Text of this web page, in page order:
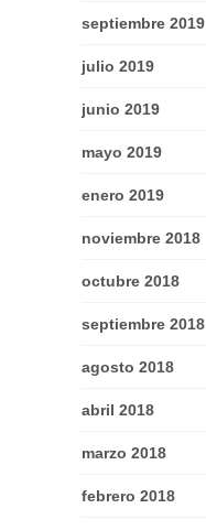
septiembre 2019
julio 2019
junio 2019
mayo 2019
enero 2019
noviembre 2018
octubre 2018
septiembre 2018
agosto 2018
abril 2018
marzo 2018
febrero 2018